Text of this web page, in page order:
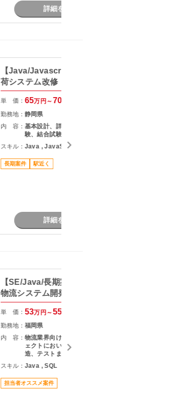
詳細を見る
【Java/Javascript】EC受注出
荷システム改修
単 価： 65万円～70
勤務地： 静岡県
内 容： 基本設計、詳細設計、製造、単体試
験、結合試験まで一貫して対応
スキル： Java , JavaScript
長期案件 駅近く
詳細を見る
【SE/Java/長期案件参画経験】
物流システム開発支援
単 価： 53万円～55
勤務地： 福岡県
内 容： 物流業界向けシステムの開発プロジ
ェクトにおいて、詳細設計から製
造、テストまでをご担当いただく案
件です。 既存システムの機能追加や
改修を中心に対応いただき、長期的
にプロジェクトへ参画できる環境と
なっています。 物流システムの経験
スキル： Java , SQL
担当者オススメ案件